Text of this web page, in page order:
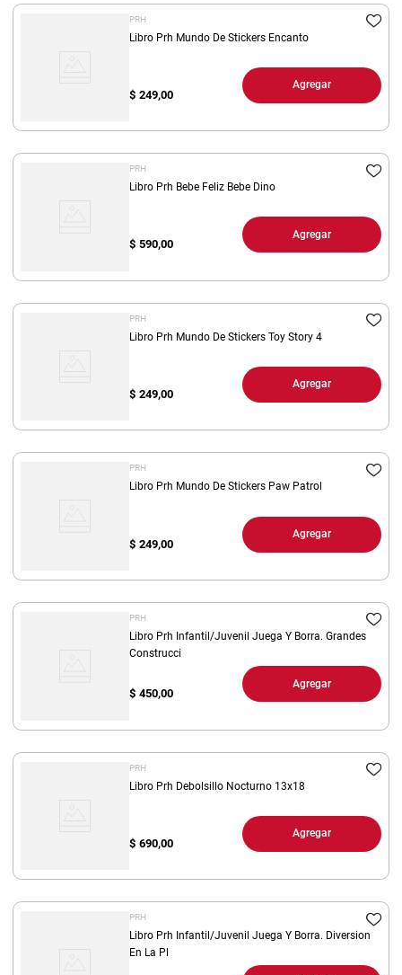
PRH
Libro Prh Mundo De Stickers Encanto
$ 249,00
Agregar
PRH
Libro Prh Bebe Feliz Bebe Dino
$ 590,00
Agregar
PRH
Libro Prh Mundo De Stickers Toy Story 4
$ 249,00
Agregar
PRH
Libro Prh Mundo De Stickers Paw Patrol
$ 249,00
Agregar
PRH
Libro Prh Infantil/Juvenil Juega Y Borra. Grandes
Construcci
$ 450,00
Agregar
PRH
Libro Prh Debolsillo Nocturno 13x18
$ 690,00
Agregar
PRH
Libro Prh Infantil/Juvenil Juega Y Borra. Diversion
En La Pl